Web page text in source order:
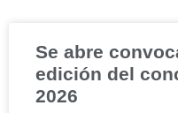
Se abre
edición del
2026